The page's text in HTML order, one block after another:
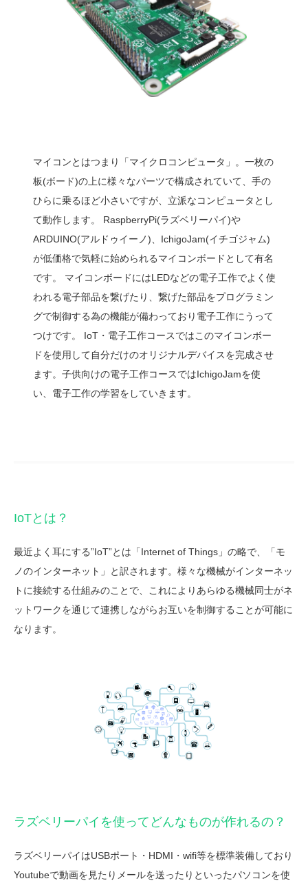
マイコンとはつまり「マイクロコンピュータ」。一枚の
板(ボード)の上に様々なパーツで構成されていて、手の
ひらに乗るほど小さいですが、立派なコンピュータとし
て動作します。 RaspberryPi(ラズベリーパイ)や
ARDUINO(アルドゥイーノ)、IchigoJam(イチゴジャム)
が低価格で気軽に始められるマイコンボードとして有名
です。 マイコンボードにはLEDなどの電子工作でよく使
われる電子部品を繋げたり、繋げた部品をプログラミン
グで制御する為の機能が備わっており電子工作にうって
つけです。 IoT・電子工作コースではこのマイコンボー
ドを使用して自分だけのオリジナルデバイスを完成させ
ます。子供向けの電子工作コースではIchigoJamを使
い、電子工作の学習をしていきます。
IoTとは？
最近よく耳にする”IoT”とは「Internet of Things」の略で、「モ
ノのインターネット」と訳されます。様々な機械がインターネッ
トに接続する仕組みのことで、これによりあらゆる機械同士がネ
ットワークを通じて連携しながらお互いを制御することが可能に
なります。
ラズベリーパイを使ってどんなものが作れるの？
ラズベリーパイはUSBポート・HDMI・wifi等を標準装備しており
Youtubeで動画を見たりメールを送ったりといったパソコンを使